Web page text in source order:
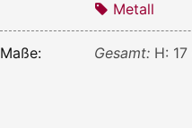
Metall
Maße: Gesamt: H: